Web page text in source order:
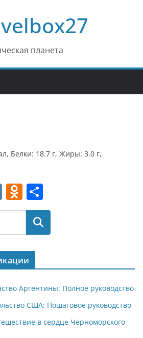
планета
Белки: 18.7 г, Жиры: 3.0 г,
V
K
O
d
o
kl
a
ss
ni
ki
т
п
р
в
и
т
ь
Поиск
Аргентины: Полное руководство
США: Пошаговое руководство
в сердце Черноморского